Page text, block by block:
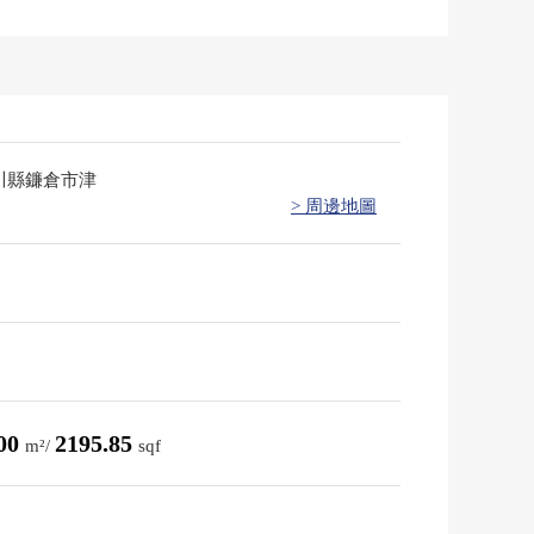
縣鐮倉市津
> 周邊地圖
m²/ 2195.85 sqf